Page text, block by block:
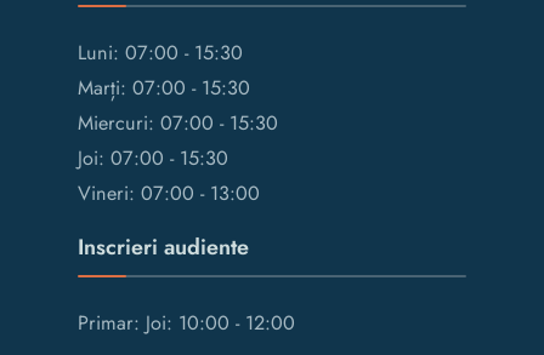
Luni: 07:00 - 15:30
Marți: 07:00 - 15:30
Miercuri: 07:00 - 15:30
Joi: 07:00 - 15:30
Vineri: 07:00 - 13:00
Inscrieri audiente
Primar: Joi: 10:00 - 12:00